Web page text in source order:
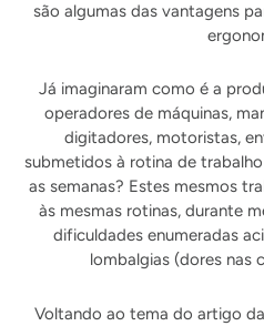
são algumas das vantagens
Já imaginaram como é a
operadores de máquinas,
digitadores, motoristas,
submetidos à rotina de
as semanas? Estes mesmos
às mesmas rotinas, durante
dificuldades enumeradas
lombalgias (dores nas
Voltando ao tema do artigo